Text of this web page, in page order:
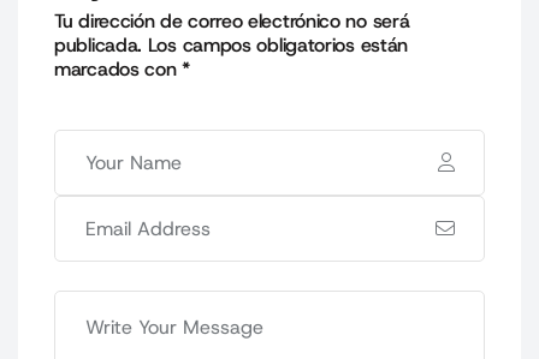
Tu dirección de correo electrónico no será
publicada. Los campos obligatorios están
marcados con*